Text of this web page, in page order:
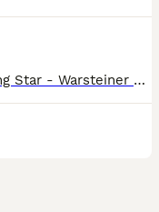
Valack född 2013 ca 167cm e Shooting Star - Warsteiner Startat upp till Intermediaire 1 på 67% - med mer att hämta! Mjuk och fin i kontakten, lagom motor utan att bli het. Snäll i all hantering! S